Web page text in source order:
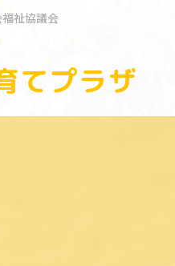
祉協議会
てプラザ